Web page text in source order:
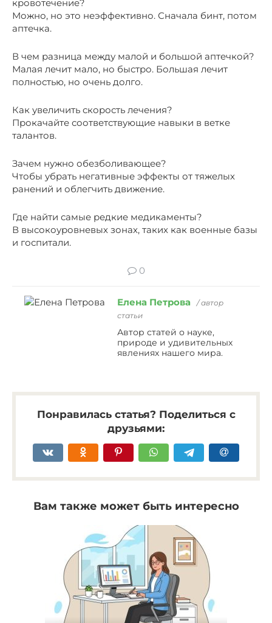
кровотечение?
Можно, но это неэффективно. Сначала бинт, потом
аптечка.
В чем разница между малой и большой аптечкой?
Малая лечит мало, но быстро. Большая лечит
полностью, но очень долго.
Как увеличить скорость лечения?
Прокачайте соответствующие навыки в ветке
талантов.
Зачем нужно обезболивающее?
Чтобы убрать негативные эффекты от тяжелых
ранений и облегчить движение.
Где найти самые редкие медикаменты?
В высокоуровневых зонах, таких как военные базы
и госпитали.
0
Елена Петрова
/ автор
статьи
Автор статей о науке,
природе и удивительных
явлениях нашего мира.
Понравилась статья? Поделиться с
друзьями:
Вам также может быть интересно